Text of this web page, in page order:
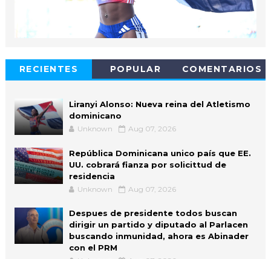
RECIENTES POPULAR COMENTARIOS
Liranyi Alonso: Nueva reina del Atletismo
dominicano
Unknown Aug 07, 2026
República Dominicana unico país que EE.
UU. cobrará fianza por solicittud de
residencia
Unknown Aug 07, 2026
Despues de presidente todos buscan
dirigir un partido y diputado al Parlacen
buscando inmunidad, ahora es Abinader
con el PRM